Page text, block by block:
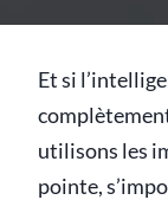
Et si
utilisons les
pointe,